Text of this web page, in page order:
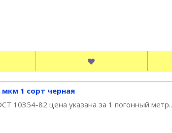
мкм 1 сорт черная
10354-82 цена указана за 1 погонный метр..